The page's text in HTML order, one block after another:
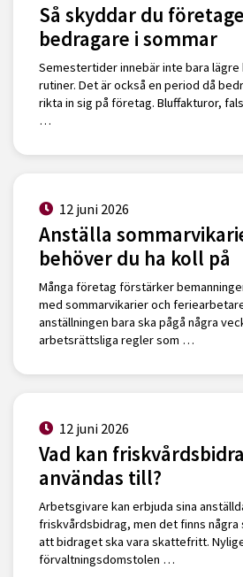
Så skyddar du
bedragare i sommar
Semestertider innebär inte bara lägre
rutiner. Det är också en period då
rikta in sig på företag. Bluffakturor,
…
12 juni 2026
Anställa
behöver du ha koll på
Många företag förstärker
med sommarvikarier och
anställningen bara ska pågå några
arbetsrättsliga regler som …
12 juni 2026
Vad kan
användas till?
Arbetsgivare kan erbjuda sina
friskvårdsbidrag, men det finns
att bidraget ska vara skattefritt.
förvaltningsdomstolen …